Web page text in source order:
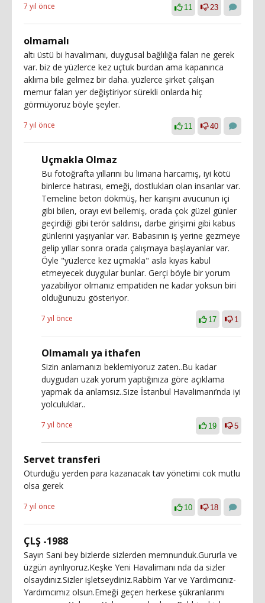
7 yıl önce 11 23
olmamalı
altı üstü bi havalimanı, duygusal bağlılığa falan ne gerek
var. biz de yüzlerce kez uçtuk burdan ama kapanınca
aklıma bile gelmez bir daha. yüzlerce şirket çalışan
memur falan yer değiştiriyor sürekli onlarda hiç
görmüyoruz böyle şeyler.
7 yıl önce 11 40
Uçmakla Olmaz
Bu fotoğrafta yıllarını bu limana harcamış, iyi kötü
binlerce hatırası, emeği, dostlukları olan insanlar var.
Temeline beton dökmüş, her karışını avucunun içi
gibi bilen, orayı evi bellemiş, orada çok güzel günler
geçirdiği gibi terör saldırısı, darbe girişimi gibi kabus
günlerini yaşıyanlar var. Babasının iş yerine gezmeye
gelip yıllar sonra orada çalışmaya başlayanlar var.
Öyle "yüzlerce kez uçmakla" asla kıyas kabul
etmeyecek duygular bunlar. Gerçi böyle bir yorum
yazabiliyor olmanız empatiden ne kadar yoksun biri
olduğunuzu gösteriyor.
7 yıl önce 17 1
Olmamalı ya ithafen
Sizin anlamanızı beklemiyoruz zaten..Bu kadar
duygudan uzak yorum yaptığınıza göre açıklama
yapmak da anlamsız..Size İstanbul Havalimanı’nda iyi
yolculuklar..
7 yıl önce 19 5
Servet transferi
Oturduğu yerden para kazanacak tav yönetimi cok mutlu
olsa gerek
7 yıl önce 10 18
ÇLŞ -1988
Sayın Sani bey bizlerde sizlerden memnunduk.Gururla ve
üzgün ayrılıyoruz.Keşke Yeni Havalimanı nda da sizler
olsaydınız.Sizler işletseydiniz.Rabbim Yar ve Yardımcınız-
Yardımcımız olsun.Emeği geçen herkese şükranlarımı